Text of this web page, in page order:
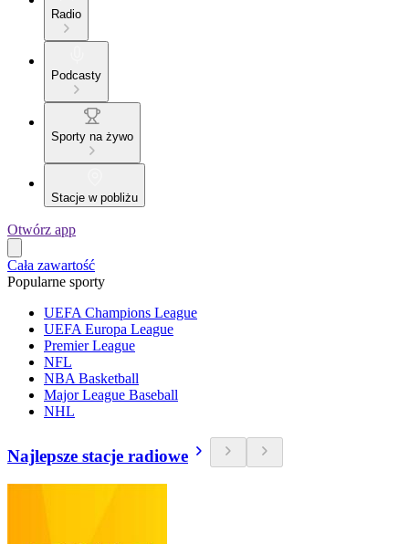
Radio
Podcasty
Sporty na żywo
Stacje w pobliżu
Otwórz app
Cała zawartość
Popularne sporty
UEFA Champions League
UEFA Europa League
Premier League
NFL
NBA Basketball
Major League Baseball
NHL
Najlepsze stacje radiowe